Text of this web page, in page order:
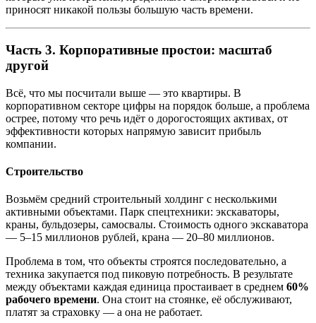
приносят никакой пользы большую часть времени.
Часть 3. Корпоративные простои: масштаб
другой
Всё, что мы посчитали выше — это квартиры. В
корпоративном секторе цифры на порядок больше, а проблема
острее, потому что речь идёт о дорогостоящих активах, от
эффективности которых напрямую зависит прибыль
компании.
Строительство
Возьмём средний строительный холдинг с несколькими
активными объектами. Парк спецтехники: экскаваторы,
краны, бульдозеры, самосвалы. Стоимость одного экскаватора
— 5–15 миллионов рублей, крана — 20–80 миллионов.
Проблема в том, что объекты строятся последовательно, а
техника закупается под пиковую потребность. В результате
между объектами каждая единица простаивает в среднем 60%
рабочего времени. Она стоит на стоянке, её обслуживают,
платят за страховку — а она не работает.